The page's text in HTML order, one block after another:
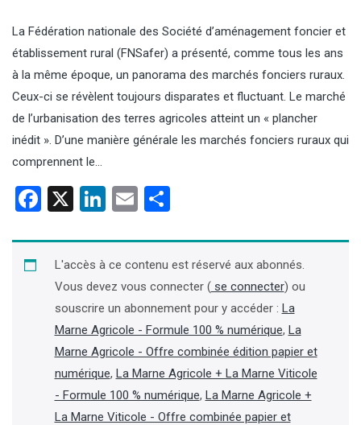
La Fédération nationale des Société d’aménagement foncier et
établissement rural (FNSafer) a présenté, comme tous les ans
à la même époque, un panorama des marchés fonciers ruraux.
Ceux-ci se révèlent toujours disparates et fluctuant. Le marché
de l’urbanisation des terres agricoles atteint un « plancher
inédit ». D’une manière générale les marchés fonciers ruraux qui
comprennent le…
Facebook
X LinkedIn
Email
L'accès à ce contenu est réservé aux abonnés.
Vous devez vous connecter (se connecter) ou
souscrire un abonnement pour y accéder : La
Marne Agricole - Formule 100 % numérique, La
Marne Agricole - Offre combinée édition papier et
numérique, La Marne Agricole + La Marne Viticole
- Formule 100 % numérique, La Marne Agricole +
La Marne Viticole - Offre combinée papier et